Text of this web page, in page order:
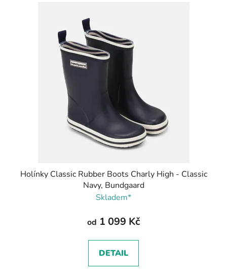
Holínky Classic Rubber Boots Charly High - Classic
Navy, Bundgaard
Skladem*
od 1 099 Kč
DETAIL